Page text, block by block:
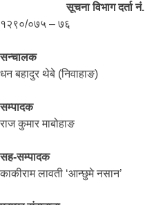
सूचना विभाग दर्ता नं.
१२९०/०७५ – ७६
सन्चालक
धन बहादुर थेबे (निवाहाङ)
सम्पादक
राज कुमार माबोहाङ
सह-सम्पादक
काकीराम लावती ‘आन्छुमे नसान’